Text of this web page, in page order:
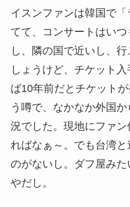
イスンファンは韓国で
てて、コンサートはい
し、隣の国で近いし、
しょうけど、チケット
ば10年前だとチケット
う噂で、なかなか外国
況でした。現地にファ
ればなぁ～。でも台湾
のがないし。ダフ屋み
やだし。